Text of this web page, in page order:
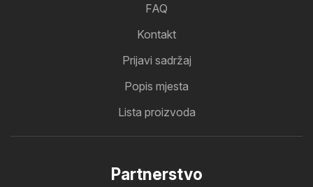
FAQ
Kontakt
Prijavi sadržaj
Popis mjesta
Lista proizvoda
Partnerstvo